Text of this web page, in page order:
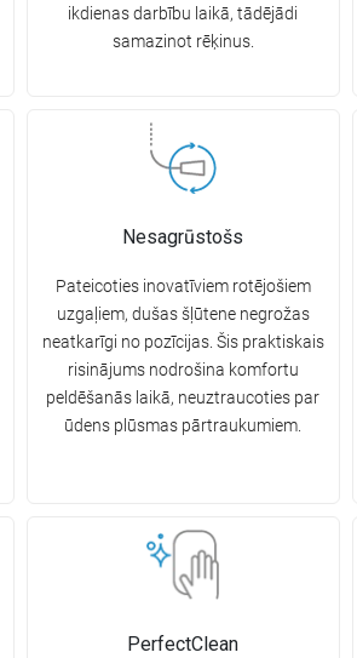
ikdienas darbību laikā, tādējādi
samazinot rēķinus.
Nesagrūstošs
Pateicoties inovatīviem rotējošiem
uzgaļiem, dušas šļūtene negrožas
neatkarīgi no pozīcijas. Šis praktiskais
risinājums nodrošina komfortu
peldēšanās laikā, neuztraucoties par
ūdens plūsmas pārtraukumiem.
PerfectClean